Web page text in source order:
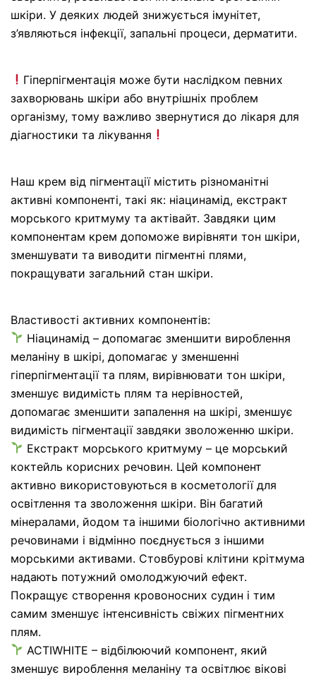
шкіри. У деяких людей знижується імунітет,
з’являються інфекції, запальні процеси, дерматити.
Гіперпігментація може бути наслідком певних
захворювань шкіри або внутрішніх проблем
організму, тому важливо звернутися до лікаря для
діагностики та лікування
Наш крем від пігментації містить різноманітні
активні компоненті, такі як: ніацинамід, екстракт
морського критмуму та актівайт. Завдяки цим
компонентам крем допоможе вирівняти тон шкіри,
зменшувати та виводити пігментні плями,
покращувати загальний стан шкіри.
Властивості активних компонентів:
Ніацинамід – допомагає зменшити вироблення
меланіну в шкірі, допомагає у зменшенні
гіперпігментації та плям, вирівнювати тон шкіри,
зменшує видимість плям та нерівностей,
допомагає зменшити запалення на шкірі, зменшує
видимість пігментації завдяки зволоженню шкіри.
Екстракт морського критмуму – це морський
коктейль корисних речовин. Цей компонент
активно використовуються в косметології для
освітлення та зволоження шкіри. Він багатий
мінералами, йодом та іншими біологічно активними
речовинами і відмінно поєднується з іншими
морськими активами. Стовбурові клітини крітмума
надають потужний омолоджуючий ефект.
Покращує створення кровоносних судин і тим
самим зменшує інтенсивність свіжих пігментних
плям.
ACTIWHITE – відбілюючий компонент, який
зменшує вироблення меланіну та освітлює вікові